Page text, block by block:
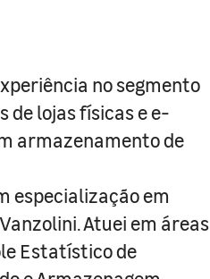
no segmento
de lojas físicas e e-
armazenamento de
especialização em
Atuei em áreas
Estatístico de